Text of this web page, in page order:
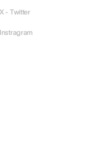
X - Twitter
Instragram